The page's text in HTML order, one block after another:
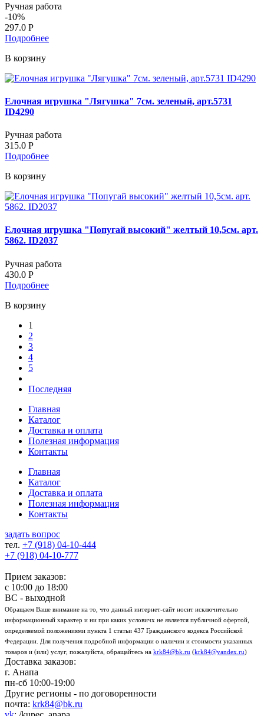
Ручная работа
-10%
297.0 Р
Подробнее
В корзину
Елочная игрушка "Лягушка" 7см. зеленый, арт.5731
ID4290
Ручная работа
315.0 Р
Подробнее
В корзину
Елочная игрушка "Попугай высокий" желтый 10,5см. арт.
5862. ID2037
Ручная работа
430.0 Р
Подробнее
В корзину
1
2
3
4
5
Последняя
Главная
Каталог
Доставка и оплата
Полезная информация
Контакты
Главная
Каталог
Доставка и оплата
Полезная информация
Контакты
задать вопрос
тел. +7 (918) 04-10-444
+7 (918) 04-10-777
Прием заказов:
с 10:00 до 18:00
ВС - выходной
Обращаем Ваше внимание на то, что данный интернет-сайт носит исключительно
информационный характер и ни при каких условичх не является публичной офертой,
определяемой положениями пункта 1 статьи 437 Гражданского кодекса Российской
Федерации. Для получения подробной информации о наличии и стоимости указанных
товаров и (или) услуг, пожалуйста, обращайтесь на krk84@bk.ru (krk84@yandex.ru)
Доставка заказов:
г. Анапа
пн-сб 10:00-19:00
Другие регионы - по договоренности
почта: krk84@bk.ru